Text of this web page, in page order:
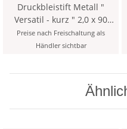
Druckbleistift Metall "
Versatil - kurz " 2,0 x 90
mm Mine - Rot - mit
Minenspitzer und Clip >
Preise nach Freischaltung als
Händler sichtbar